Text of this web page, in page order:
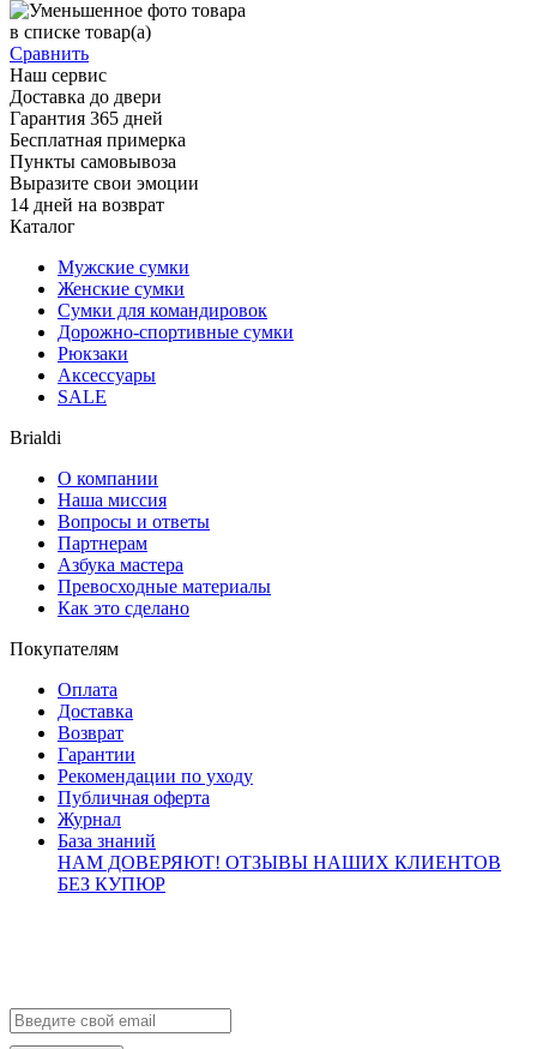
в списке товар(а)
Сравнить
Наш сервис
Доставка до двери
Гарантия 365 дней
Бесплатная примерка
Пункты самовывоза
Выразите свои эмоции
14 дней на возврат
Каталог
Мужские сумки
Женские сумки
Сумки для командировок
Дорожно-спортивные сумки
Рюкзаки
Аксессуары
SALE
Brialdi
О компании
Наша миссия
Вопросы и ответы
Партнерам
Азбука мастера
Превосходные материалы
Как это сделано
Покупателям
Оплата
Доставка
Возврат
Гарантии
Рекомендации по уходу
Публичная оферта
Журнал
База знаний
НАМ ДОВЕРЯЮТ! ОТЗЫВЫ НАШИХ КЛИЕНТОВ
БЕЗ КУПЮР